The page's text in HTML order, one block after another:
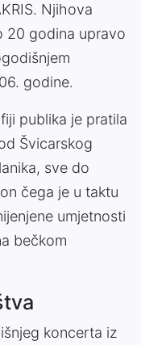
Njihova
20 godina upravo
godine.
publika je pratila
Švicarskog
sve do
čega je u taktu
umjetnosti
bečkom
koncerta iz